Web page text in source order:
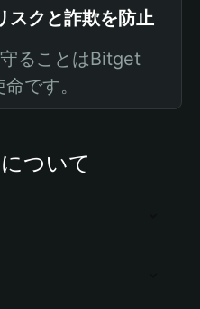
スクと詐欺を防止
ることはBitget
です。
ついて